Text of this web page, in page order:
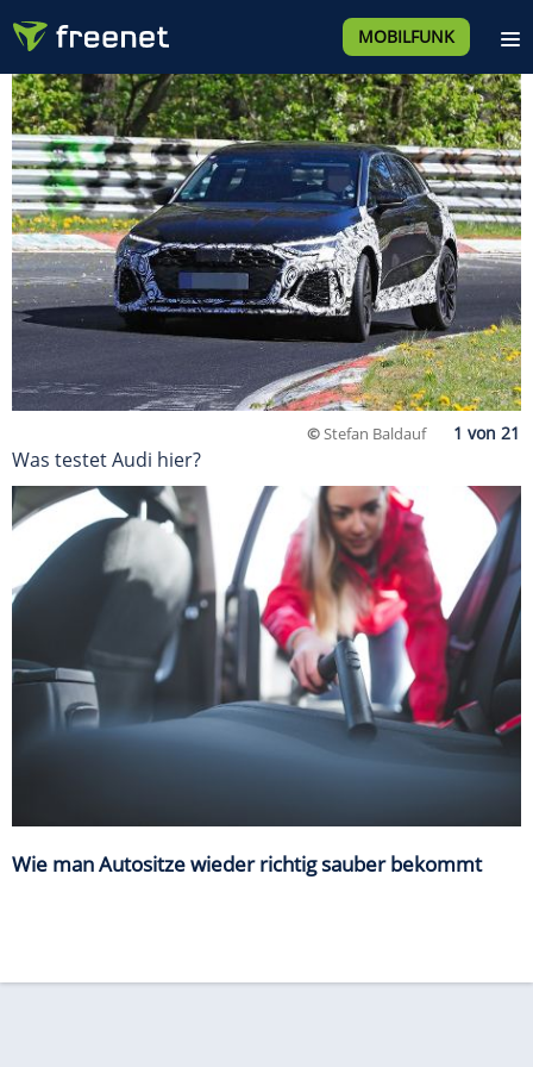
MOBILFUNK
©Stefan Baldauf
Was testet Audi hier?
Wie man Autositze wieder richtig sauber bekommt